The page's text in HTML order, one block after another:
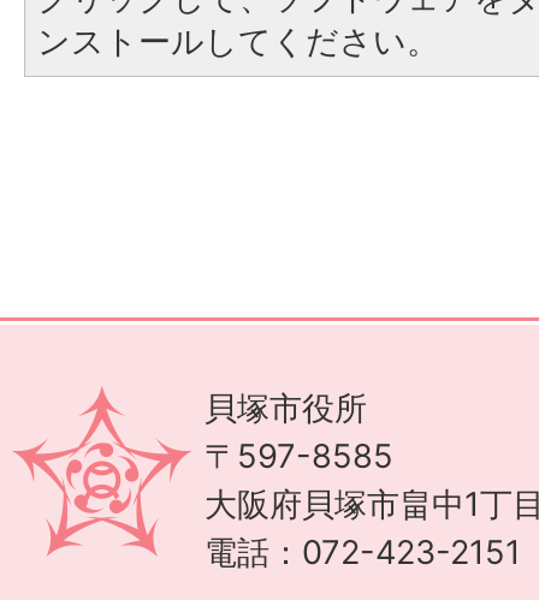
ンストールしてください。
貝塚市役所
〒597-8585
大阪府貝塚市畠中1丁
電話：072-423-2151